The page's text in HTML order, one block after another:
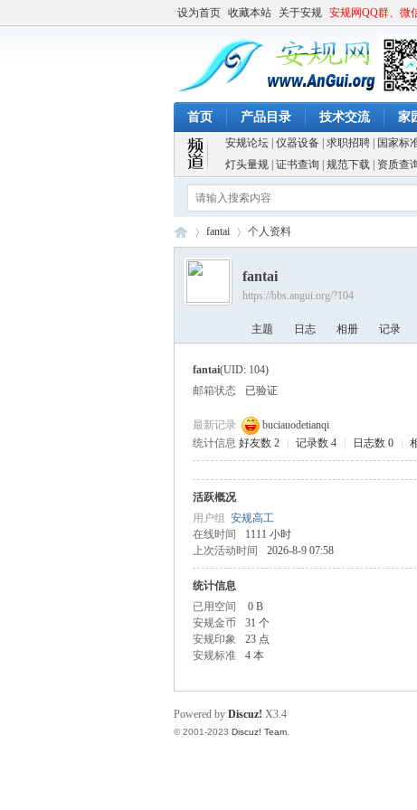
设为首页 收藏本站 关于安规 安规网QQ群、微
首页 产品目录 技术交流 家
安规论坛 仪器设备 求职招聘 国家标
灯头量规 证书查询 规范下载 资质查
›
fantai 个人资料
fantai
https://bbs.angui.org/?104
主题 日志 相册 记录
fantai(UID: 104)
邮箱状态
已验证
最新记录
buciauodetianqi
统计信息 好友数 2 记录数 4 日志数 0
活跃概况
用户组 安规高工
在线时间
1111 小时
上次活动时间
2026-8-9 07:58
统计信息
已用空间
0 B
安规金币
31 个
安规印象
23 点
安规标准
4 本
Powered by Discuz! X3.4
© 2001-2023 Discuz! Team.